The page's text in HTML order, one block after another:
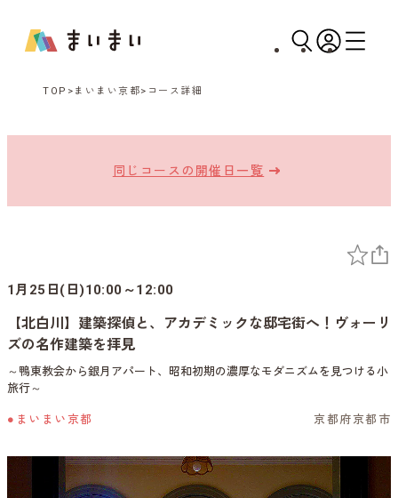
TOP まいまい京都 コース詳細
同じコースの開催日一覧
1月25日(日)10:00～12:00
【北白川】建築探偵と、アカデミックな邸宅街へ！ヴォーリ
ズの名作建築を拝見
～鴨東教会から銀月アパート、昭和初期の濃厚なモダニズムを見つける小
旅行～
●まいまい京都 京都府京都市